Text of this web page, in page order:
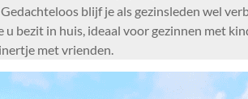
blijf je als gezinsleden wel
bezit in huis, ideaal voor gezinnen met
met vrienden.